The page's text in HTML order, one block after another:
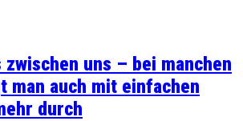
uns – bei manchen
man auch mit einfachen
durch